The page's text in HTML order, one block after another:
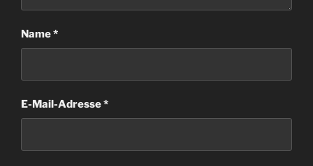
Name*
E-Mail-Adresse*